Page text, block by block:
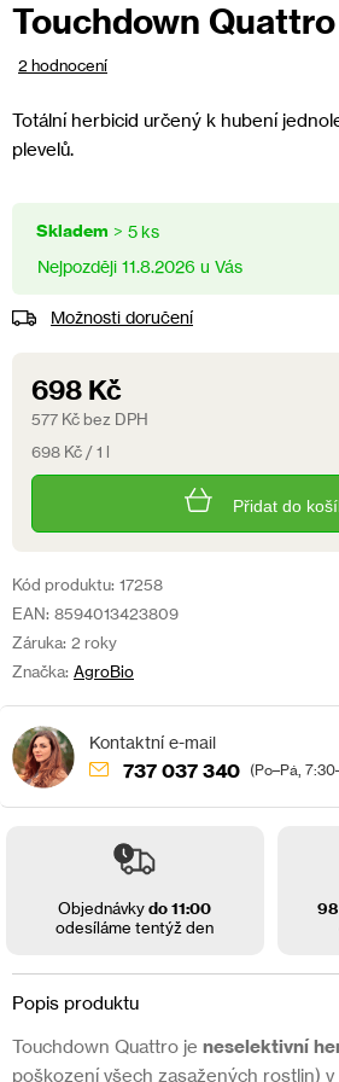
Touchdown Quattro
Průměrné
produktu
5,0
hvězdiček.
2 hodnocení
Totální herbicid určený k hubení
plevelů.
Skladem > 5 ks
11.8.2026
Možnosti doručení
698 Kč
577 Kč bez DPH
Měrná
cena:
698 Kč / 1 l
Přidat do
Kód produktu: 17258
EAN: 8594013423809
Záruka: 2 roky
Značka: AgroBio
737 037 340 (Po–Pá,
Objednávkydo 11:00
odesíláme tentýž den
Popis produktu
Touchdown Quattro je neselektivní
poškození všech zasažených rostlin)